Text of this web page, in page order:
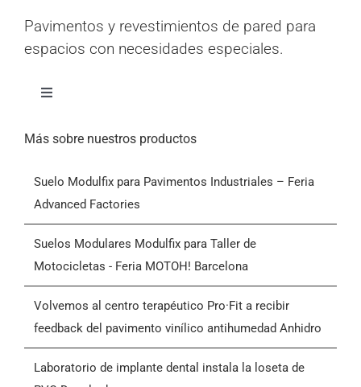
Pavimentos y revestimientos de pared para
espacios con necesidades especiales.
Inicio
Quiénes somos
Blog
Contactar
Más sobre nuestros productos
Suelo Modulfix para Pavimentos Industriales – Feria
Advanced Factories
Suelos Modulares Modulfix para Taller de
Motocicletas - Feria MOTOH! Barcelona
Volvemos al centro terapéutico Pro·Fit a recibir
feedback del pavimento vinílico antihumedad Anhidro
Laboratorio de implante dental instala la loseta de